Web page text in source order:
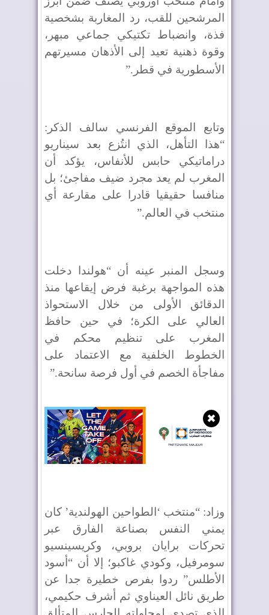
المرشحين للقب، رد المغاربة بشخصية
فذة، وانضباط تكتيكي جماعي مبهر،
وقوة ذهنية تعيد إلى الأذهان مسيرتهم
الأسطورية في قطر ”.
وتابع الموقع الفرنسي سالف الذكر:
“هذا التأهل، الذي انتُزع بعد سيناريو
دراماتيكي حابس للأنفاس، يؤكد أن
المغرب لم يعد مجرد ضيف مفاجئ؛ بل
منافسا حقيقيا قادرا على مقارعة أي
منتخب في العالم”.
وسجل المنبر عينه أن “هولندا دخلت
هذه المواجهة برغبة فرض إيقاعها منذ
الدقائق الأولى من خلال الاستحواذ
العالي على الكرة؛ في حين حافظ
المغرب على تنظيم محكم في
الخطوط الخلفية مع الاعتماد على
مفاجأة الخصم في أول فرصة سانحة”.
✖
وزاد: “منتخب ‘الطواحين الهولندية’ كان
يمني النفس بصناعة الفارق عبر
تحركات برايان بروبي، وكريسينسيو
سومرفيل، وكودي غاكبو؛ إلا أن “أسود
الأطلس” ردوا بفرص خطيرة جدا عن
طريق نائل العيناوي ثم أشرف حكيمي،